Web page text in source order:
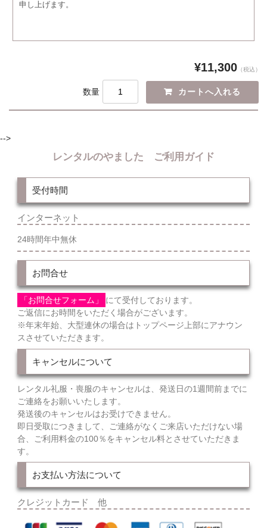
申し上げます。
¥11,300 （税込）
数量
-->
レンタルのやました ご利用ガイド
受付時間
インターネット
24時間年中無休
お問合せ
「お問合せフォーム」
にて受付しております。
ご返信にお時間をいただく場合がございます。
※年末年始、大型連休の場合はトップページ上部にアナウン
スさせていただきます。
キャンセルについて
レンタル礼服・喪服のキャンセルは、発送日の1週間前までに
ご連絡をお願いいたします。
発送後のキャンセルはお受けできません。
即日受取につきまして、ご連絡がなくご来店いただけない場
合、ご利用料金の100％をキャンセル料とさせていただきま
す。
お支払い方法について
クレジットカード 他